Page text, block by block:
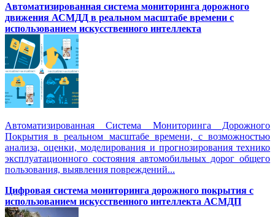
Автоматизированная cистема мониторинга дорожного
движения АСМДД в реальном масштабе времени с
использованием искусственного интеллекта
Автоматизированная Система Мониторинга Дорожного
Покрытия в реальном масштабе времени, с возможностью
анализа, оценки, моделирования и прогнозирования технико
эксплуатационного состояния автомобильных дорог общего
пользования, выявления повреждений...
Цифровая система мониторинга дорожного покрытия с
использованием искусственного интеллекта АСМДП